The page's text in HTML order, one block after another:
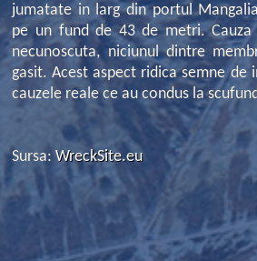
jumatate in larg din portul
pe un fund de 43 de metri. Cauza
necunoscuta, niciunul dintre
gasit. Acest aspect ridica semne de
cauzele reale ce au condus la
Sursa:WreckSite.eu